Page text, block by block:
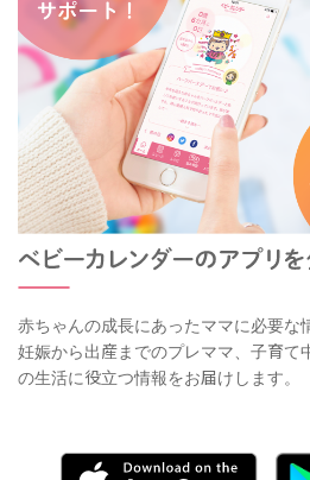
赤ちゃんの成長にあったママに必要な
妊娠から出産までのプレママ、子育て
の生活に役立つ情報をお届けします。